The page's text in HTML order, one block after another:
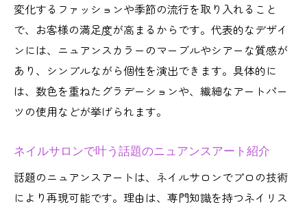
変化するファッションや季節の流行を取り入れること
で、お客様の満足度が高まるからです。代表的なデザイ
ンには、ニュアンスカラーのマーブルやシアーな質感が
あり、シンプルながら個性を演出できます。具体的に
は、数色を重ねたグラデーションや、繊細なアートパー
ツの使用などが挙げられます。
ネイルサロンで叶う話題のニュアンスアート紹介
話題のニュアンスアートは、ネイルサロンでプロの技術
により再現可能です。理由は、専門知識を持つネイリス